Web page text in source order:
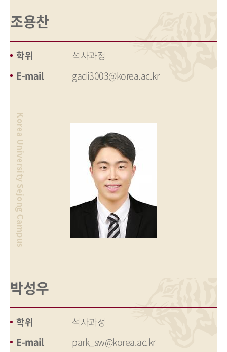
조용찬
학위
석사과정
E-mail
gadi3003@korea.ac.kr
박성우
학위
석사과정
E-mail
park_sw@korea.ac.kr